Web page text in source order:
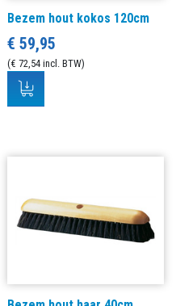
Bezem hout kokos 120cm
€ 59,95
(€ 72,54 incl. BTW)